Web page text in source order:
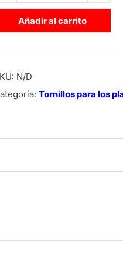
Añadir al carrito
N/D
Tornillos para los